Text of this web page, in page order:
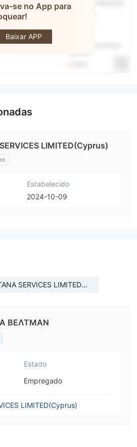
se no App para
Baixar APP
bubinga
LIMITED(Cyprus)
Estabelecido
2024-10-09
SERVICES LIMITED(C
ΒΕΛΤΜΑΝ
Estado
Empregado
LIMITED(Cyprus)